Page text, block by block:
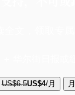
US$6.5US$4/月